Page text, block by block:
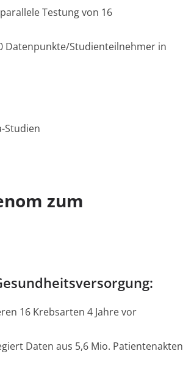
Testung von 16
Datenpunkte/Studienteilnehmer in
Studien
zum
16 Krebsarten 4 Jahre vor
Daten aus 5,6 Mio. Patientenakten